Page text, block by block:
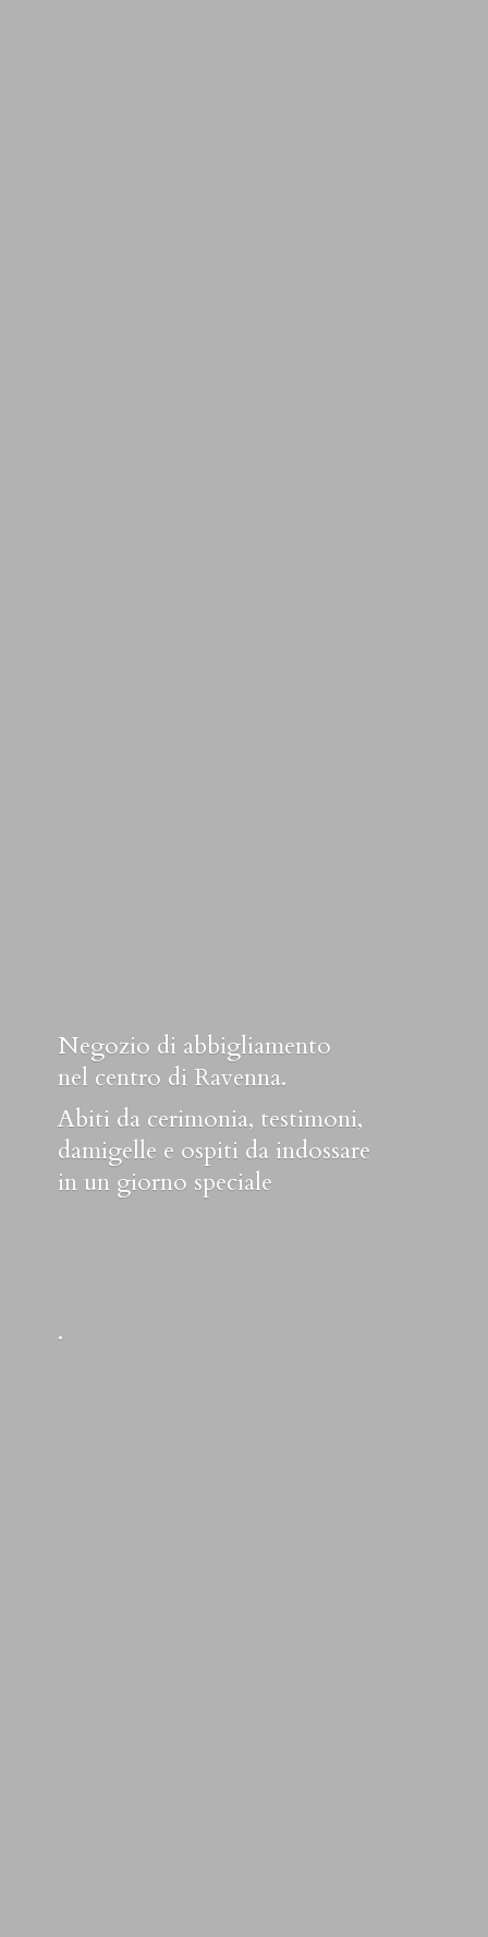
Negozio di abbigliamento
nel centro di Ravenna.
Abiti da cerimonia, testimoni,
damigelle e ospiti da indossare
in un giorno speciale
.